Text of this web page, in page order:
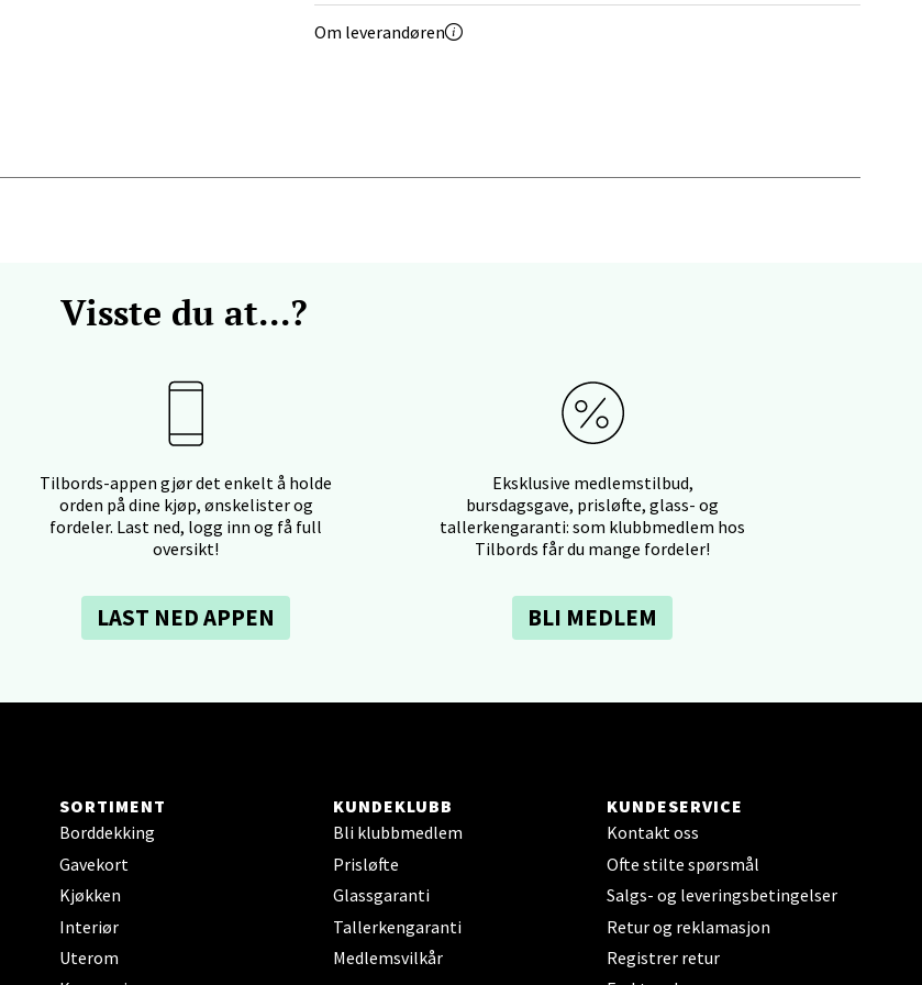
Om leverandøren
Visste du at...?
Tilbords-appen gjør det enkelt å holde
orden på dine kjøp, ønskelister og
fordeler. Last ned, logg inn og få full
oversikt!
LAST NED APPEN
Eksklusive medlemstilbud,
bursdagsgave, prisløfte, glass- og
tallerkengaranti: som klubbmedlem hos
Tilbords får du mange fordeler!
BLI MEDLEM
SORTIMENT
Borddekking
Gavekort
Kjøkken
Interiør
Uterom
KUNDEKLUBB
Bli klubbmedlem
Prisløfte
Glassgaranti
Tallerkengaranti
Medlemsvilkår
KUNDESERVICE
Kontakt oss
Ofte stilte spørsmål
Salgs- og leveringsbetingelser
Retur og reklamasjon
Registrer retur
Senter Lagunen
Bergen
Velg
- Markens
Velg